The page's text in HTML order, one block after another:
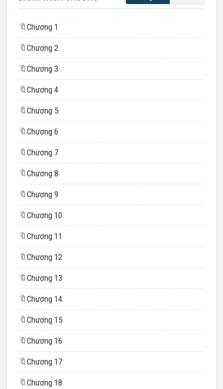
🔖 Chương 1
🔖 Chương 2
🔖 Chương 3
🔖 Chương 4
🔖 Chương 5
🔖 Chương 6
🔖 Chương 7
🔖 Chương 8
🔖 Chương 9
🔖 Chương 10
🔖 Chương 11
🔖 Chương 12
🔖 Chương 13
🔖 Chương 14
🔖 Chương 15
🔖 Chương 16
🔖 Chương 17
🔖 Chương 18